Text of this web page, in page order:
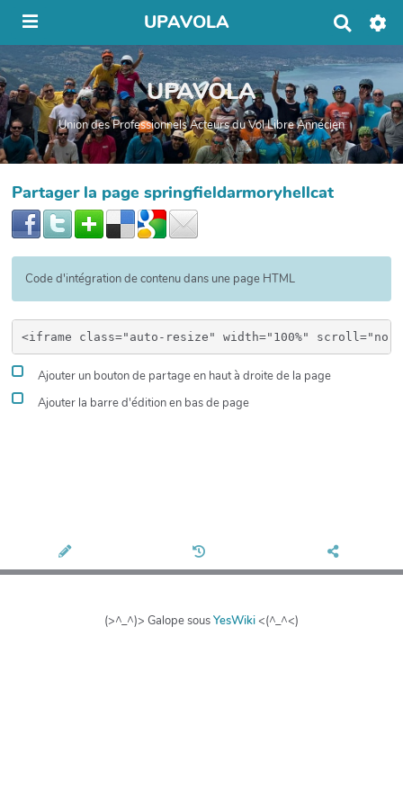
UPAVOLA
c
h
r
c
h
e
UPAVOLA
Union des Professionnels Acteurs du Vol Libre Annécien
Partager la page springfieldarmoryhellcat
Code d'intégration de contenu dans une page HTML
Ajouter un bouton de partage en haut à droite de la page
Ajouter la barre d'édition en bas de page
(>^_^)> Galope sousYesWiki<(^_^<)